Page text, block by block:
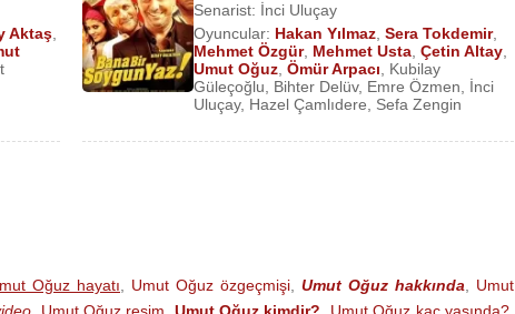
(TV Dizisi)
Dizisi)
Aktaş
Senarist: İnci Uluçay
Oyuncular: Hakan Yılmaz, Sera Tokdemir,
Mehmet Özgür, Mehmet Usta, Çetin Altay,
Umut Oğuz, Ömür Arpacı
Kubilay
Güleçoğlu
Bihter Delüv, Emre Özmen
İnci
Uluçay, Hazel Çamlıdere Sefa Zengin
Oğuz hayatı Umut Oğuz özgeçmişi Umut Oğuz hakkında
Umut